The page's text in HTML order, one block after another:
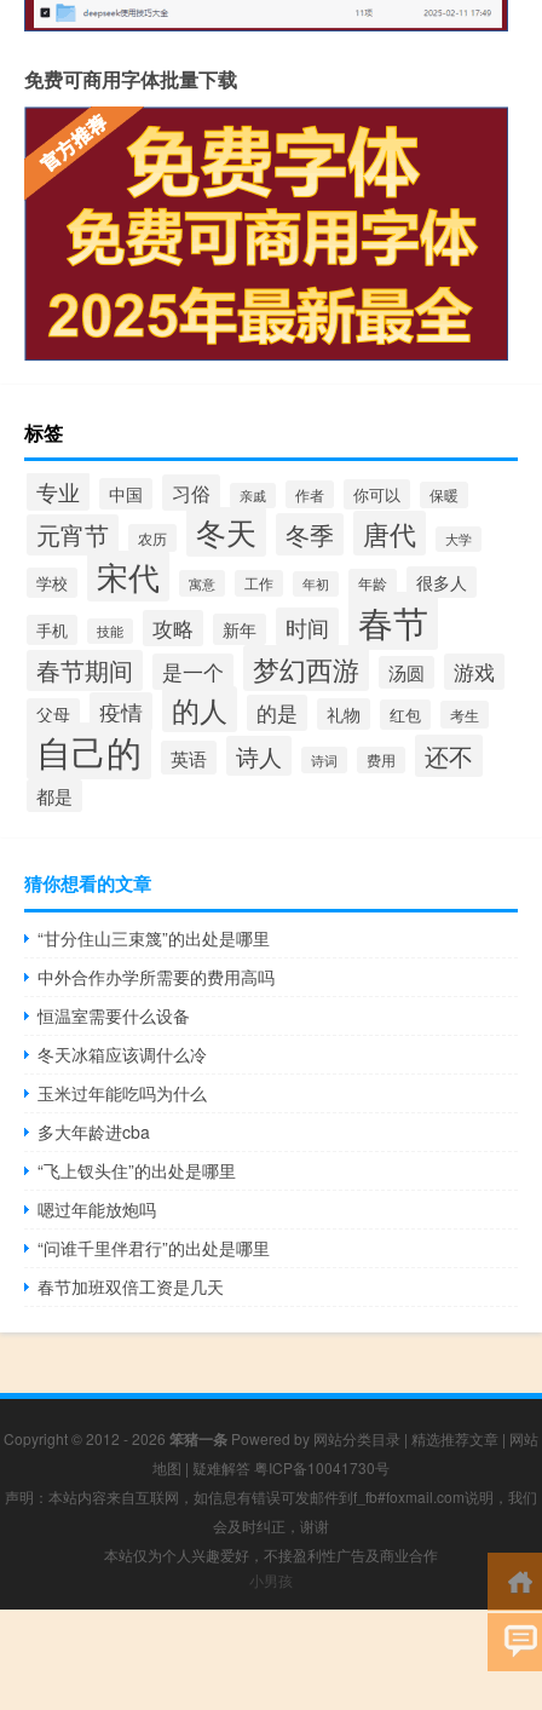
免费可商用字体批量下载
标签
专业 中国 习俗 亲戚 作者 你可以 保暖
元宵节 农历 冬天 冬季 唐代 大学
学校 宋代 寓意 工作 年初 年龄 很多人
手机 技能 攻略 新年 时间 春节
春节期间 是一个 梦幻西游 汤圆 游戏
父母 疫情 的人 的是 礼物 红包 考生
自己的 英语 诗人 诗词 费用 还不
都是
猜你想看的文章
“甘分住山三束篾”的出处是哪里
中外合作办学所需要的费用高吗
恒温室需要什么设备
冬天冰箱应该调什么冷
玉米过年能吃吗为什么
多大年龄进cba
“飞上钗头住”的出处是哪里
嗯过年能放炮吗
“问谁千里伴君行”的出处是哪里
春节加班双倍工资是几天
Copyright © 2012 - 2026 笨猪一条 Powered by 网站分类目录 | 精选推荐文章 | 网站
地图 | 疑难解答 粤ICP备10041730号
声明：本站内容来自互联网，如信息有错误可发邮件到f_fb#foxmail.com说明，我们
会及时纠正，谢谢
本站仅为个人兴趣爱好，不接盈利性广告及商业合作
小男孩